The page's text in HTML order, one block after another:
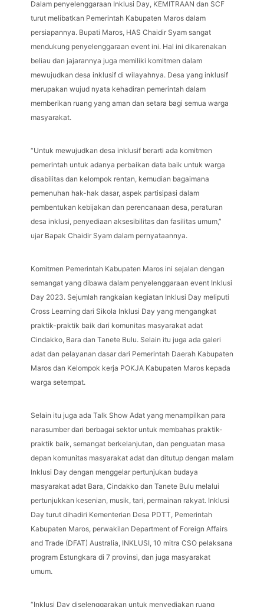
Dalam penyelenggaraan Inklusi Day, KEMITRAAN dan SCF
turut melibatkan Pemerintah Kabupaten Maros dalam
persiapannya. Bupati Maros, HAS Chaidir Syam sangat
mendukung penyelenggaraan event ini. Hal ini dikarenakan
beliau dan jajarannya juga memiliki komitmen dalam
mewujudkan desa inklusif di wilayahnya. Desa yang inklusif
merupakan wujud nyata kehadiran pemerintah dalam
memberikan ruang yang aman dan setara bagi semua warga
masyarakat.
“Untuk mewujudkan desa inklusif berarti ada komitmen
pemerintah untuk adanya perbaikan data baik untuk warga
disabilitas dan kelompok rentan, kemudian bagaimana
pemenuhan hak-hak dasar, aspek partisipasi dalam
pembentukan kebijakan dan perencanaan desa, peraturan
desa inklusi, penyediaan aksesibilitas dan fasilitas umum,”
ujar Bapak Chaidir Syam dalam pernyataannya.
Komitmen Pemerintah Kabupaten Maros ini sejalan dengan
semangat yang dibawa dalam penyelenggaraan event Inklusi
Day 2023. Sejumlah rangkaian kegiatan Inklusi Day meliputi
Cross Learning dari Sikola Inklusi Day yang mengangkat
praktik-praktik baik dari komunitas masyarakat adat
Cindakko, Bara dan Tanete Bulu. Selain itu juga ada galeri
adat dan pelayanan dasar dari Pemerintah Daerah Kabupaten
Maros dan Kelompok kerja POKJA Kabupaten Maros kepada
warga setempat.
Selain itu juga ada Talk Show Adat yang menampilkan para
narasumber dari berbagai sektor untuk membahas praktik-
praktik baik, semangat berkelanjutan, dan penguatan masa
depan komunitas masyarakat adat dan ditutup dengan malam
Inklusi Day dengan menggelar pertunjukan budaya
masyarakat adat Bara, Cindakko dan Tanete Bulu melalui
pertunjukkan kesenian, musik, tari, permainan rakyat. Inklusi
Day turut dihadiri Kementerian Desa PDTT, Pemerintah
Kabupaten Maros, perwakilan Department of Foreign Affairs
and Trade (DFAT) Australia, INKLUSI, 10 mitra CSO pelaksana
program Estungkara di 7 provinsi, dan juga masyarakat
umum.
“Inklusi Day diselenggarakan untuk menyediakan ruang